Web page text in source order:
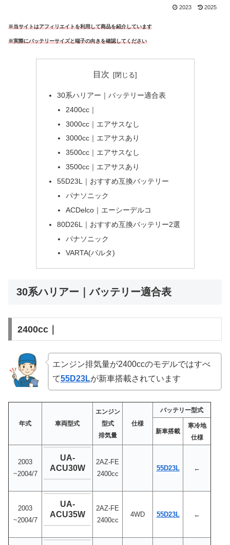
2023 2025
※当サイトはアフィリエイトを利用して商品を紹介しています
※実際にバッテリーサイズと端子の向きを確認してください
目次
30系ハリアー｜バッテリー適合表
2400cc｜
3000cc｜エアサスなし
3000cc｜エアサスあり
3500cc｜エアサスなし
3500cc｜エアサスあり
55D23L｜おすすめ互換バッテリー
パナソニック
ACDelco｜エーシーデルコ
80D26L｜おすすめ互換バッテリー2選
パナソニック
VARTA(バルタ)
30系ハリアー｜バッテリー適合表
2400cc｜
エンジン排気量が2400ccのモデルではすべ
て55D23Lが新車搭載されています
年式 車両型式
エンジン
型式
排気量
仕様
バッテリー型式
新車搭載
寒冷地
仕様
2003
~2004/7
UA-
ACU30W
2AZ-FE
2400cc
55D23L ←
2003
~2004/7
UA-
ACU35W
2AZ-FE
2400cc
4WD 55D23L ←